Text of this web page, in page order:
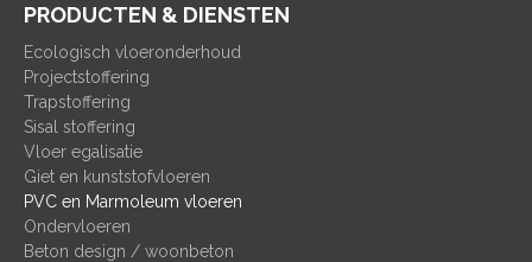
PRODUCTEN & DIENSTEN
Ecologisch vloeronderhoud
Projectstoffering
Trapstoffering
Sisal stoffering
Vloer egalisatie
Giet en kunststofvloeren
PVC en Marmoleum vloeren
Ondervloeren
Beton design / woonbeton